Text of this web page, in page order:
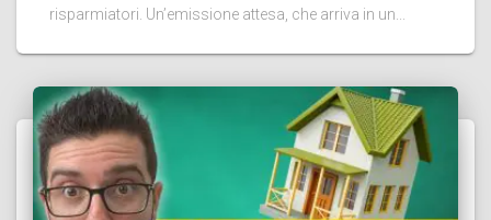
risparmiatori. Un’emissione attesa, che arriva in un...